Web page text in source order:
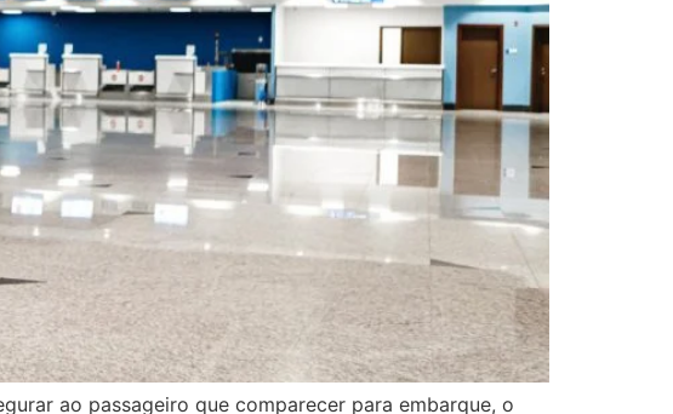
ao passageiro que comparecer para embarque, o